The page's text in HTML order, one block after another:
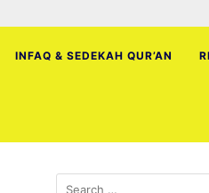
INFAQ & SEDEKAH QUR’AN
Search